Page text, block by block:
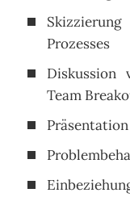
Prozesses
Diskussion
Team